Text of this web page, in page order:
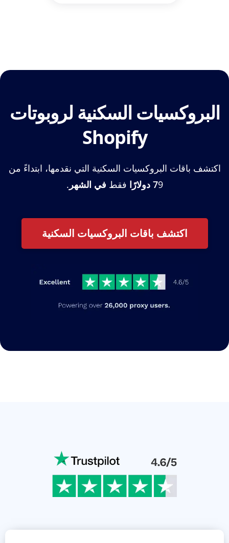
البروكسيات السكنية لروبوتات
Shopify
اكتشف باقات البروكسيات السكنية التي نقدمها، ابتداءً من
79 دولارًا فقط في الشهر .
اكتشف باقات البروكسيات السكنية